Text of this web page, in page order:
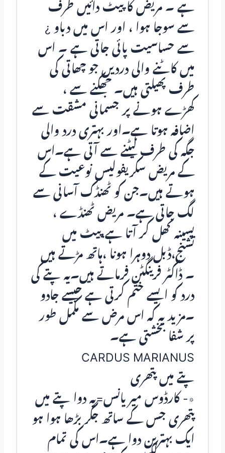
ہے ۔ مریض کا پیٹ دائیں طرف
سے سوجا ہوا ، اور اس میں دباو ¿
سے حساسیت پائی جاتی ہے ۔ اس
میں کاٹنے والی دردیں جو چھاتی کی
طرف پھیلتی ہیں۔ جھکنے سے ،
کھڑے ہونے پر جسمانی مشقت سے
اضافہ ہوتا ہے۔اور بہتری درد والی
جگہ کی طرف لیٹنے سے آتی ہے۔اس
کے مریض سکریفولیس نوعیت کے
ہوتے ہیں۔جن کو ٹھنڈک آسانی سے
لگ جاتی ہے۔ مریض ٹھنڈے ،
پسینہ کھل کر آتا ہے،پیٹ میں
تشنج،ڈبل دوہرا ہونا ،ہاتھ مڑتے ہیں
۔ ڈاکٹر فرینگٹن فرماتے ہیں۔یہ پتے کی
درد کو ایسے ختم کرتی ہے جیسے جادو
۔مزید یہ کہ اس مرض سے مکمل طور
پر شفا بخشتی ہے۔
CARDUS MARIANUS
پتے میں پتھری
٭- کارڈوس میریانس=یہ دوا پتے میں
پتھری جس کے ساتھ جگر بڑھا ہوا ہو
ایک بہترین دوا ہے۔اس کی تمام